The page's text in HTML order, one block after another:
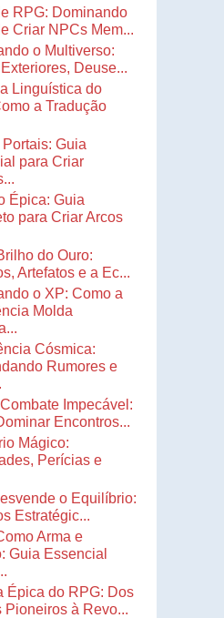
RPG: Dominando
Criar NPCs Mem...
o Multiverso:
Deuse...
Linguística do
a Tradução
Guia
para Criar
Épica: Guia
para Criar Arcos
do Ouro:
Artefatos e a Ec...
o XP: Como a
Molda
Cósmica:
Rumores e
Impecável:
Encontros...
Mágico:
Perícias e
o Equilíbrio:
Estratégic...
Arma e
Guia Essencial
Épica do RPG: Dos
Pioneiros à Revo...